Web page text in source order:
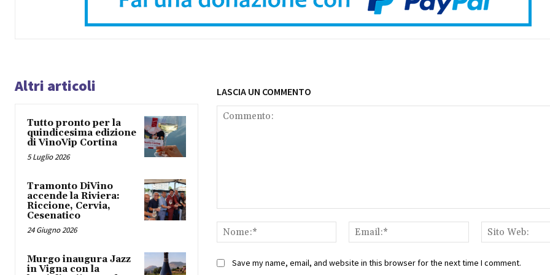
Altri articoli
Tutto pronto per la
quindicesima edizione
di VinoVip Cortina
5 Luglio 2026
Tramonto DiVino
accende la Riviera:
Riccione, Cervia,
Cesenatico
24 Giugno 2026
Murgo inaugura Jazz
in Vigna con la
LASCIA UN COMMENTO
Nome:*
Email:*
Save my name, email, and website in this browser for the next time I comment.